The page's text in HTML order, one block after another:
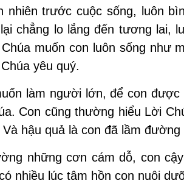
trước cuộc sống, luôn
chẳng lo lắng đến tương lai,
muốn con luôn sống như
yêu quý.
làm người lớn, để con
Con cũng thường hiểu Lời
hậu quả là con đã lầm đường
những cơn cám dỗ, con
nhiều lúc tâm hồn con nuôi